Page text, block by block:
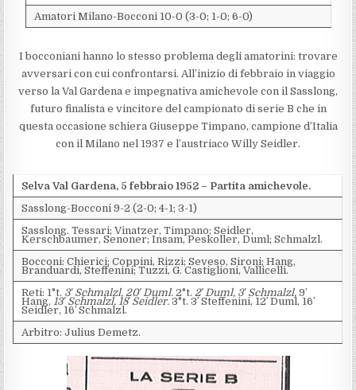
Amatori Milano-Bocconi 10-0 (3-0; 1-0; 6-0)
I bocconiani hanno lo stesso problema degli amatorini: trovare
avversari con cui confrontarsi. All’inizio di febbraio in viaggio
verso la Val Gardena e impegnativa amichevole con il Sasslong,
futuro finalista e vincitore del campionato di serie B che in
questa occasione schiera Giuseppe Timpano, campione d’Italia
con il Milano nel 1937 e l’austriaco Willy Seidler.
Selva Val Gardena, 5 febbraio 1952 – Partita amichevole.
Sasslong-Bocconi 9-2 (2-0; 4-1; 3-1)
Sasslong. Tessari; Vinatzer, Timpano; Seidler,
Kerschbaumer, Senoner; Insam, Peskoller, Duml; Schmalzl.
Bocconi: Chierici; Coppini, Rizzi; Seveso, Sironi; Hang,
Branduardi, Steffenini; Tuzzi, G. Castiglioni, Vallicelli.
Reti: 1°t. 3′ Schmalzl, 20′ Duml. 2°t. 2′ Duml, 3′ Schmalzl,9′
Hang, 13′ Schmalzl, 18′ Seidler. 3°t. 3′ Steffenini, 12′ Duml, 16′
Seidler, 16′ Schmalzl.
Arbitro: Julius Demetz.